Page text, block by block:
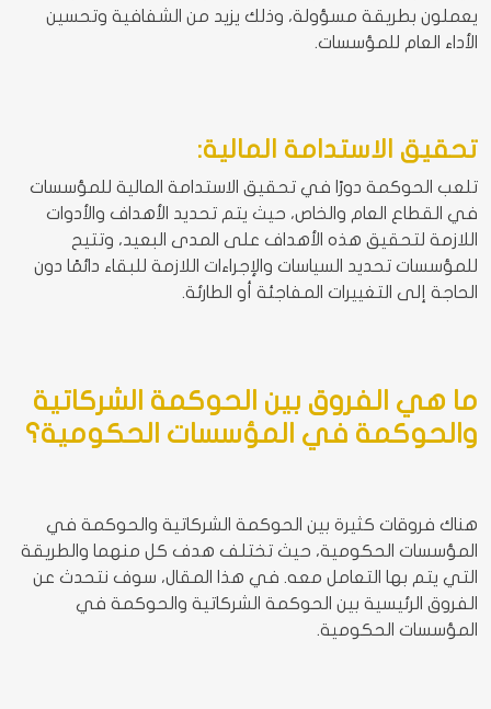
يعملون بطريقة مسؤولة، وذلك يزيد من الشفافية وتحسين
الأداء العام للمؤسسات.
تحقيق الاستدامة المالية:
تلعب الحوكمة دورًا في تحقيق الاستدامة المالية للمؤسسات
في القطاع العام والخاص، حيث يتم تحديد الأهداف والأدوات
اللازمة لتحقيق هذه الأهداف على المدى البعيد، وتتيح
للمؤسسات تحديد السياسات والإجراءات اللازمة للبقاء دائمًا دون
الحاجة إلى التغييرات المفاجئة أو الطارئة.
ما هي الفروق بين الحوكمة الشركاتية
والحوكمة في المؤسسات الحكومية؟
هناك فروقات كثيرة بين الحوكمة الشركاتية والحوكمة في
المؤسسات الحكومية، حيث تختلف هدف كل منهما والطريقة
التي يتم بها التعامل معه. في هذا المقال، سوف نتحدث عن
الفروق الرئيسية بين الحوكمة الشركاتية والحوكمة في
المؤسسات الحكومية.